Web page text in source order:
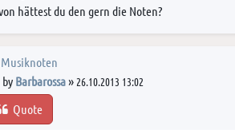
hättest du den gern die Noten?
Musiknoten
Post
by Barbarossa» 26.10.2013 13:02
Quote